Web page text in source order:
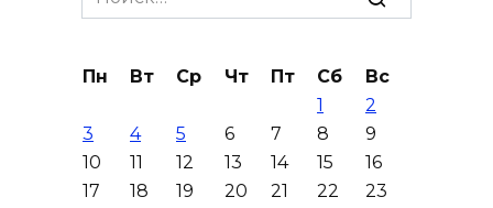
в чаты в мессенджере MAX
пропала 17-летняя девушка
05 августа 2026 19:03
for:
Пн Вт Ср Чт Пт Сб
Вс
1
2
3
4 5 6 7 8
9
10
11 12 13 14 15
16
17
18 19 20 21 22
23